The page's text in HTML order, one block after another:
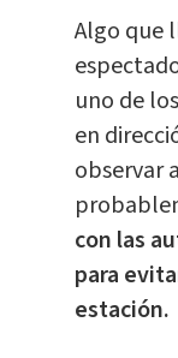
Algo que
uno de los
en
observar
con las
para
estación.